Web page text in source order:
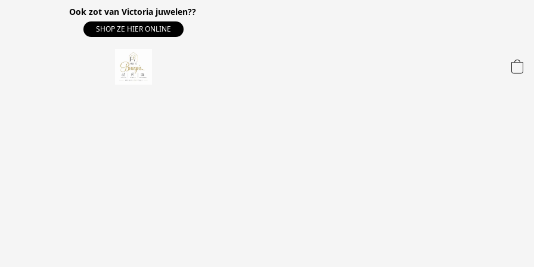
Ook zot van Victoria juwelen??
SHOP ZE HIER ONLINE